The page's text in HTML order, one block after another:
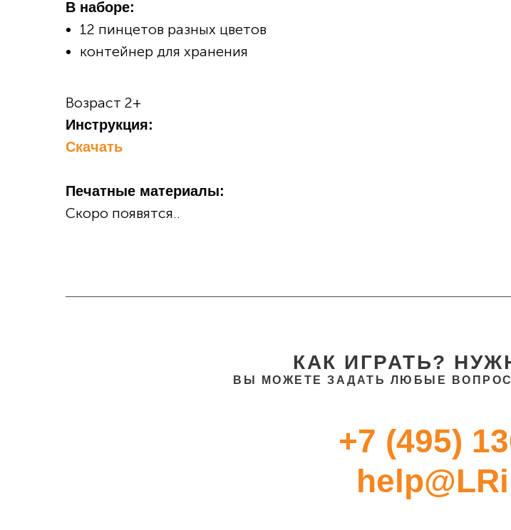
В наборе:
12 пинцетов разных цветов
контейнер для хранения
Возраст 2+
Инструкция:
Скачать
Печатные материалы:
Скоро появятся..
КАК ИГРАТЬ?
ВЫ МОЖЕТЕ ЗАДАТЬ ЛЮБЫЕ
+7 (495)